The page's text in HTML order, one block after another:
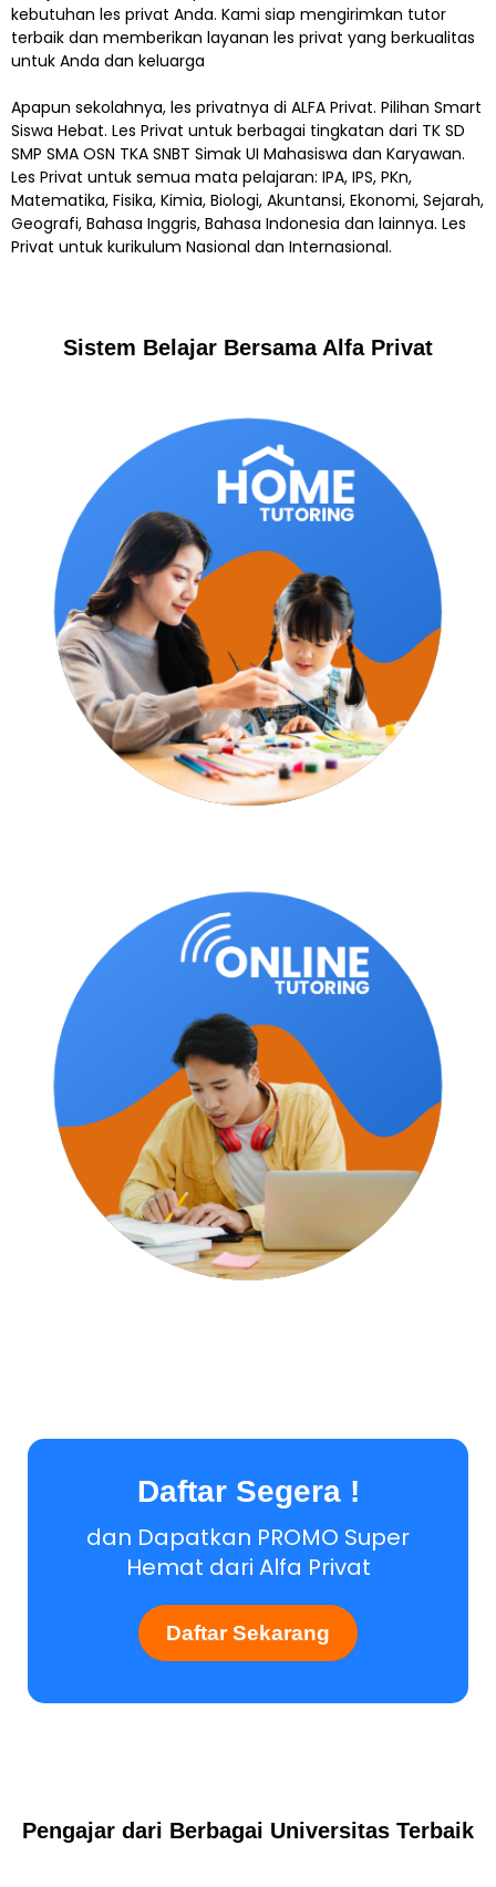
kebutuhan les privat Anda. Kami siap mengirimkan tutor
terbaik dan memberikan layanan les privat yang berkualitas
untuk Anda dan keluarga
Apapun sekolahnya, les privatnya di ALFA Privat. Pilihan Smart
Siswa Hebat. Les Privat untuk berbagai tingkatan dari TK SD
SMP SMA OSN TKA SNBT Simak UI Mahasiswa dan Karyawan.
Les Privat untuk semua mata pelajaran: IPA, IPS, PKn,
Matematika, Fisika, Kimia, Biologi, Akuntansi, Ekonomi, Sejarah,
Geografi, Bahasa Inggris, Bahasa Indonesia dan lainnya. Les
Privat untuk kurikulum Nasional dan Internasional.
Sistem Belajar Bersama Alfa Privat
Daftar Segera !
dan Dapatkan PROMO Super
Hemat dari Alfa Privat
Daftar Sekarang
Pengajar dari Berbagai Universitas Terbaik